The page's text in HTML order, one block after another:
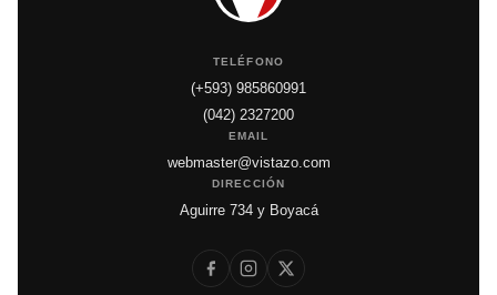
TELÉFONO
(+593) 985860991
(042) 2327200
EMAIL
webmaster@vistazo.com
DIRECCIÓN
Aguirre 734 y Boyacá